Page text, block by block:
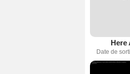
Here
Date de